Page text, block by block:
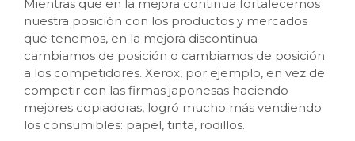
Mientras que en la mejora continua fortalecemos
nuestra posición con los productos y mercados
que tenemos, en la mejora discontinua
cambiamos de posición o cambiamos de posición
a los competidores. Xerox, por ejemplo, en vez de
competir con las firmas japonesas haciendo
mejores copiadoras, logró mucho más vendiendo
los consumibles: papel, tinta, rodillos.